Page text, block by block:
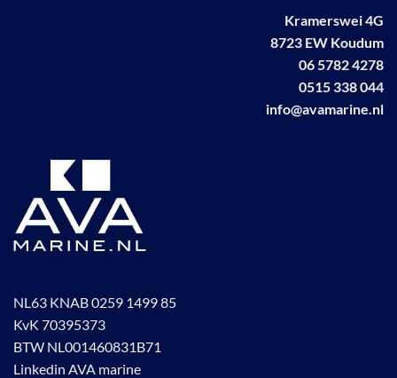
Kramerswei 4G
8723 EW Koudum
06 5782 4278
0515 338 044
info@avamarine.nl
NL63 KNAB 0259 1499 85
KvK 70395373
BTW NL001460831B71
Linkedin AVA marine